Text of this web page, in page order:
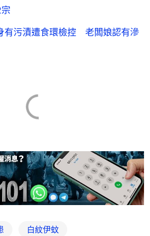
有污漬遭食環檢控 老闆娘認有滲
白紋伊蚊